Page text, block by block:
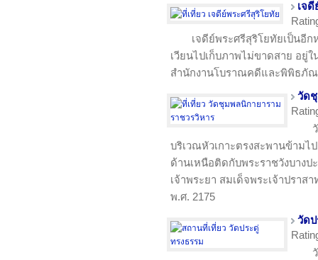
เจ
เจดีย์พระศรีสุริโยทัยเป็นอี
เวียนไปเก็บภาพไม่ขาดสาย อยู่
สำนักงานโบราณคดีและพิพิธภั
วัด
บริเวณหัวเกาะตรงสะพานข้ามไ
ด้านเหนือติดกับพระราชวังบาง
เจ้าพระยา สมเด็จพระเจ้าปราส
พ.ศ. 2175
วัดป